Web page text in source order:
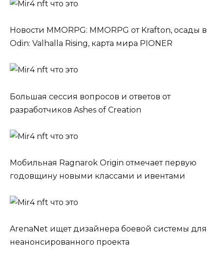
Новости MMORPG: MMORPG от Krafton, осады в
Odin: Valhalla Rising, карта мира PIONER
Большая сессия вопросов и ответов от
разработчиков Ashes of Creation
Мобильная Ragnarok Origin отмечает первую
годовщину новыми классами и ивентами
ArenaNet ищет дизайнера боевой системы для
неанонсированного проекта